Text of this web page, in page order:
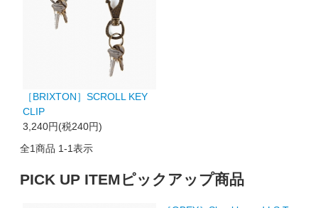
［BRIXTON］SCROLL KEY
CLIP
3,240円(税240円)
全1商品 1-1表示
PICK UP ITEM ピックアップ商品